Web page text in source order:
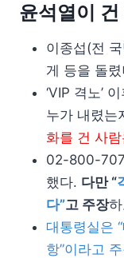
윤석열이
이종섭(전
게 등을 돌
‘VIP 격노’
누가 내렸는
화를 건 사
02-800-
했다. 다만 “
다”고 주장
대통령실은
항”이라고